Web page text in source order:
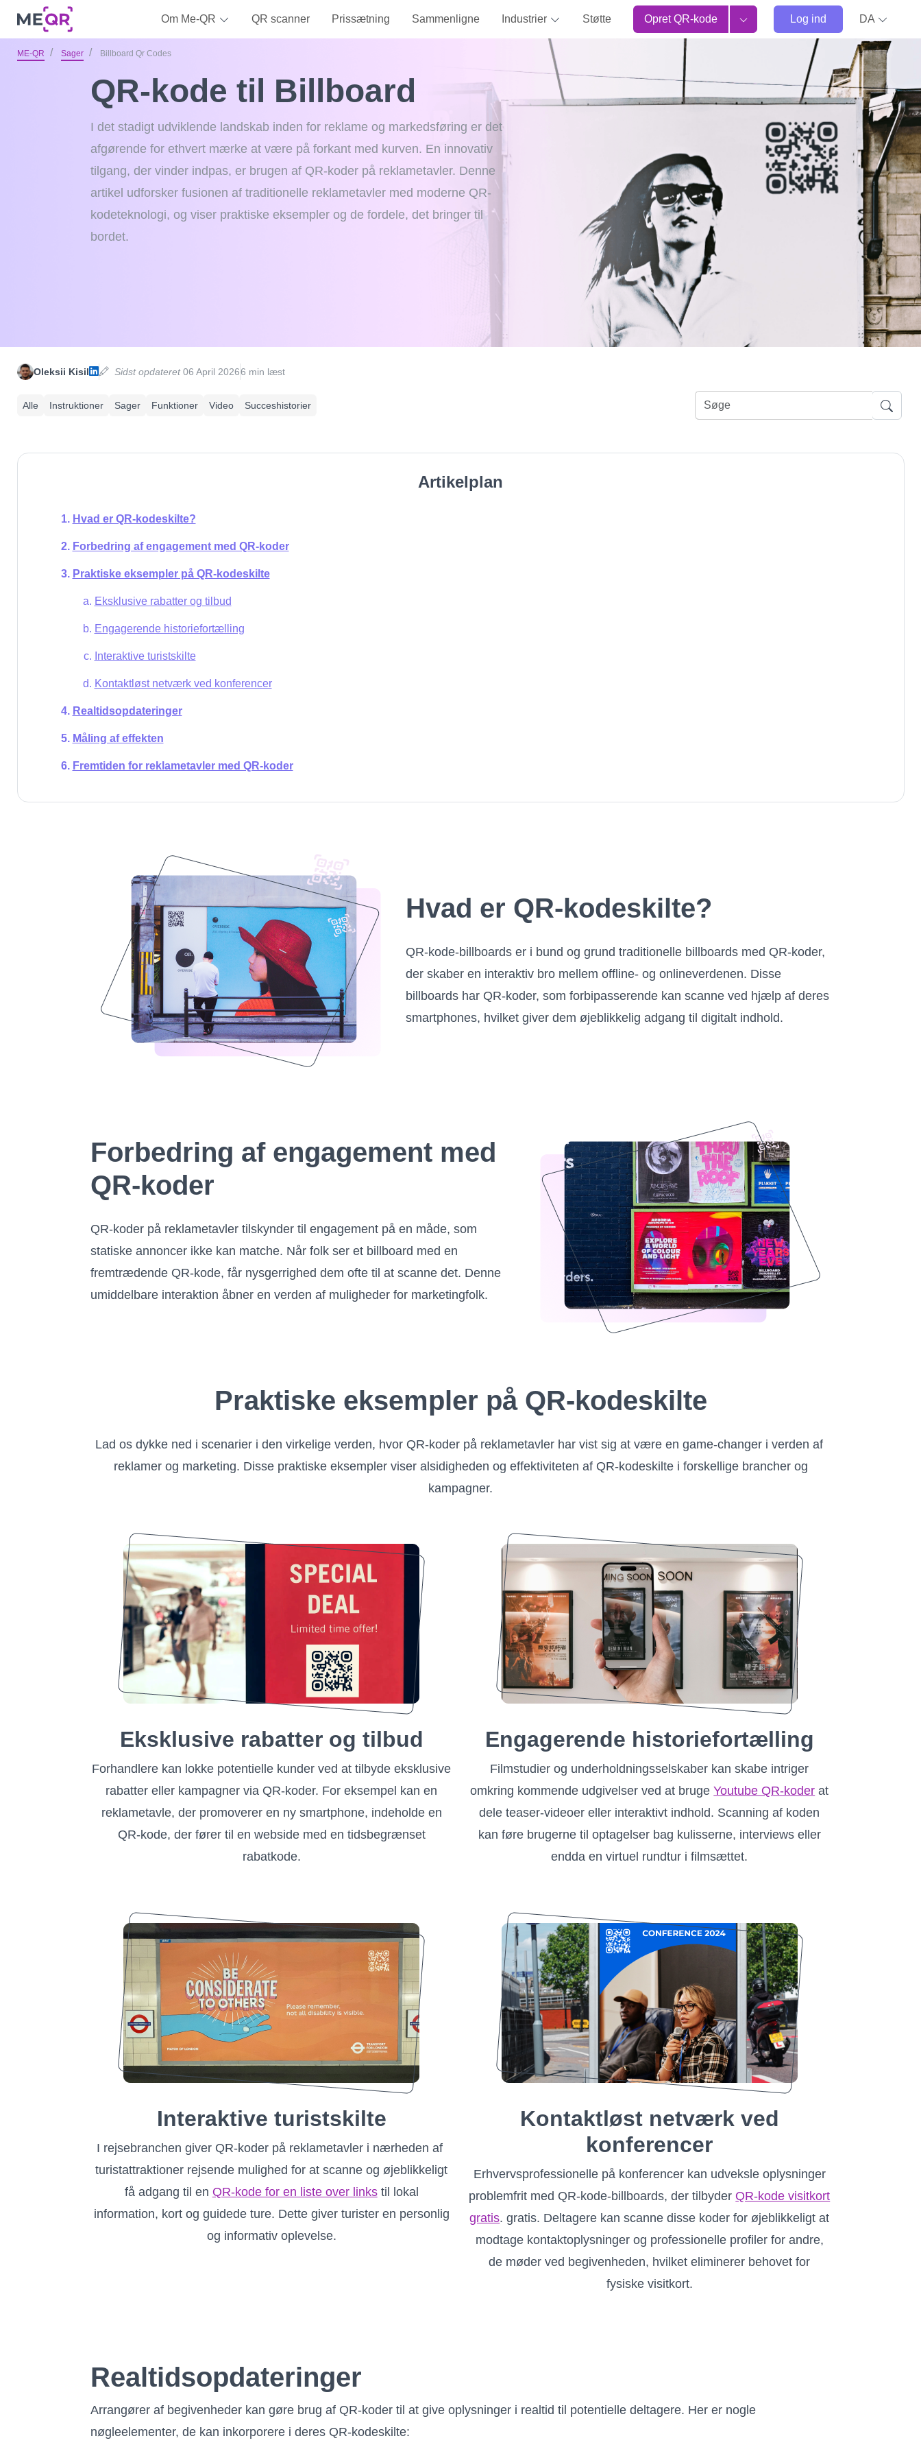
Om Me-QR QR scanner Prissætning Sammenligne Industrier Støtte Opret QR-kode Log ind DA
ME-QR Sager Billboard Qr Codes
QR-kode til Billboard
I det stadigt udviklende landskab inden for reklame og markedsføring er det
afgørende for ethvert mærke at være på forkant med kurven. En innovativ
tilgang, der vinder indpas, er brugen af ​​QR-koder på reklametavler. Denne
artikel udforsker fusionen af ​​traditionelle reklametavler med moderne QR-
kodeteknologi, og viser praktiske eksempler og de fordele, det bringer til
bordet.
Oleksii Kisil Sidst opdateret06 April 20266 min læst
Alle Instruktioner Sager Funktioner Video Succeshistorier
Artikelplan
Hvad er QR-kodeskilte?
Forbedring af engagement med QR-koder
Praktiske eksempler på QR-kodeskilte
Eksklusive rabatter og tilbud
Engagerende historiefortælling
Interaktive turistskilte
Kontaktløst netværk ved konferencer
Realtidsopdateringer
Måling af effekten
Fremtiden for reklametavler med QR-koder
Hvad er QR-kodeskilte?
QR-kode-billboards er i bund og grund traditionelle billboards med QR-koder,
der skaber en interaktiv bro mellem offline- og onlineverdenen. Disse
billboards har QR-koder, som forbipasserende kan scanne ved hjælp af deres
smartphones, hvilket giver dem øjeblikkelig adgang til digitalt indhold.
Forbedring af engagement med
QR-koder
QR-koder på reklametavler tilskynder til engagement på en måde, som
statiske annoncer ikke kan matche. Når folk ser et billboard med en
fremtrædende QR-kode, får nysgerrighed dem ofte til at scanne det. Denne
umiddelbare interaktion åbner en verden af ​​muligheder for marketingfolk.
Praktiske eksempler på QR-kodeskilte
Lad os dykke ned i scenarier i den virkelige verden, hvor QR-koder på reklametavler har vist sig at være en game-changer i verden af ​​
reklamer og marketing. Disse praktiske eksempler viser alsidigheden og effektiviteten af ​​QR-kodeskilte i forskellige brancher og
kampagner.
Eksklusive rabatter og tilbud
Forhandlere kan lokke potentielle kunder ved at tilbyde eksklusive
rabatter eller kampagner via QR-koder. For eksempel kan en
reklametavle, der promoverer en ny smartphone, indeholde en
QR-kode, der fører til en webside med en tidsbegrænset
rabatkode.
Engagerende historiefortælling
Filmstudier og underholdningsselskaber kan skabe intriger
omkring kommende udgivelser ved at brugeYoutube QR-koder at
dele teaser-videoer eller interaktivt indhold. Scanning af koden
kan føre brugerne til optagelser bag kulisserne, interviews eller
endda en virtuel rundtur i filmsættet.
Interaktive turistskilte
I rejsebranchen giver QR-koder på reklametavler i nærheden af ​​
turistattraktioner rejsende mulighed for at scanne og øjeblikkeligt
få adgang til en QR-kode for en liste over linkstil lokal
information, kort og guidede ture. Dette giver turister en personlig
og informativ oplevelse.
Kontaktløst netværk ved
konferencer
Erhvervsprofessionelle på konferencer kan udveksle oplysninger
problemfrit med QR-kode-billboards, der tilbyder QR-kode visitkort
gratis. gratis. Deltagere kan scanne disse koder for øjeblikkeligt at
modtage kontaktoplysninger og professionelle profiler for andre,
de møder ved begivenheden, hvilket eliminerer behovet for
fysiske visitkort.
Realtidsopdateringer
Arrangører af begivenheder kan gøre brug af QR-koder til at give oplysninger i realtid til potentielle deltagere. Her er nogle
nøgleelementer, de kan inkorporere i deres QR-kodeskilte: